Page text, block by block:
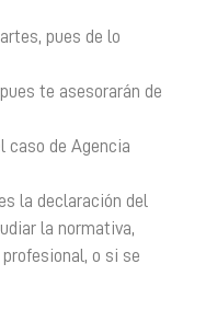
pues de lo
te asesorarán de
caso de Agencia
la declaración del
la normativa,
o si se